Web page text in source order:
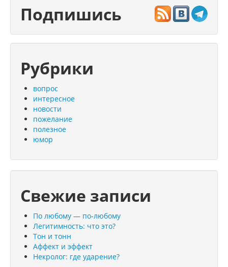
Подпишись
Рубрики
вопрос
интересное
новости
пожелание
полезное
юмор
Свежие записи
По любому — по-любому
Легитимность: что это?
Тон и тонн
Аффект и эффект
Некролог: где ударение?